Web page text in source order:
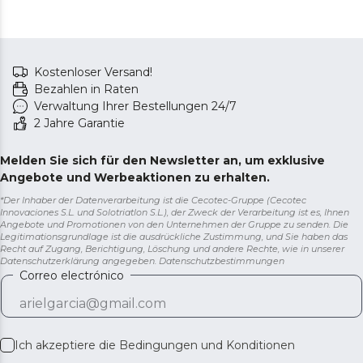
Kostenloser Versand!
Bezahlen in Raten
Verwaltung Ihrer Bestellungen 24/7
2 Jahre Garantie
Melden Sie sich für den Newsletter an, um exklusive
Angebote und Werbeaktionen zu erhalten.
*Der Inhaber der Datenverarbeitung ist die Cecotec-Gruppe (Cecotec
Innovaciones S.L. und Solotriatlon S.L.), der Zweck der Verarbeitung ist es, Ihnen
Angebote und Promotionen von den Unternehmen der Gruppe zu senden. Die
Legitimationsgrundlage ist die ausdrückliche Zustimmung, und Sie haben das
Recht auf Zugang, Berichtigung, Löschung und andere Rechte, wie in unserer
Datenschutzerklärung angegeben. Datenschutzbestimmungen
Correo electrónico
Ich akzeptiere die Bedingungen und Konditionen